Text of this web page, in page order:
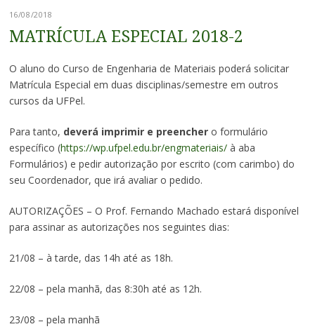
16/08/2018
MATRÍCULA ESPECIAL 2018-2
O aluno do Curso de Engenharia de Materiais poderá solicitar
Matrícula Especial em duas disciplinas/semestre em outros
cursos da UFPel.
Para tanto, deverá imprimir e preencher o formulário
específico (https://wp.ufpel.edu.br/engmateriais/à aba
Formulários) e pedir autorização por escrito (com carimbo) do
seu Coordenador, que irá avaliar o pedido.
AUTORIZAÇÕES – O Prof. Fernando Machado estará disponível
para assinar as autorizações nos seguintes dias:
21/08 – à tarde, das 14h até as 18h.
22/08 – pela manhã, das 8:30h até as 12h.
23/08 – pela manhã